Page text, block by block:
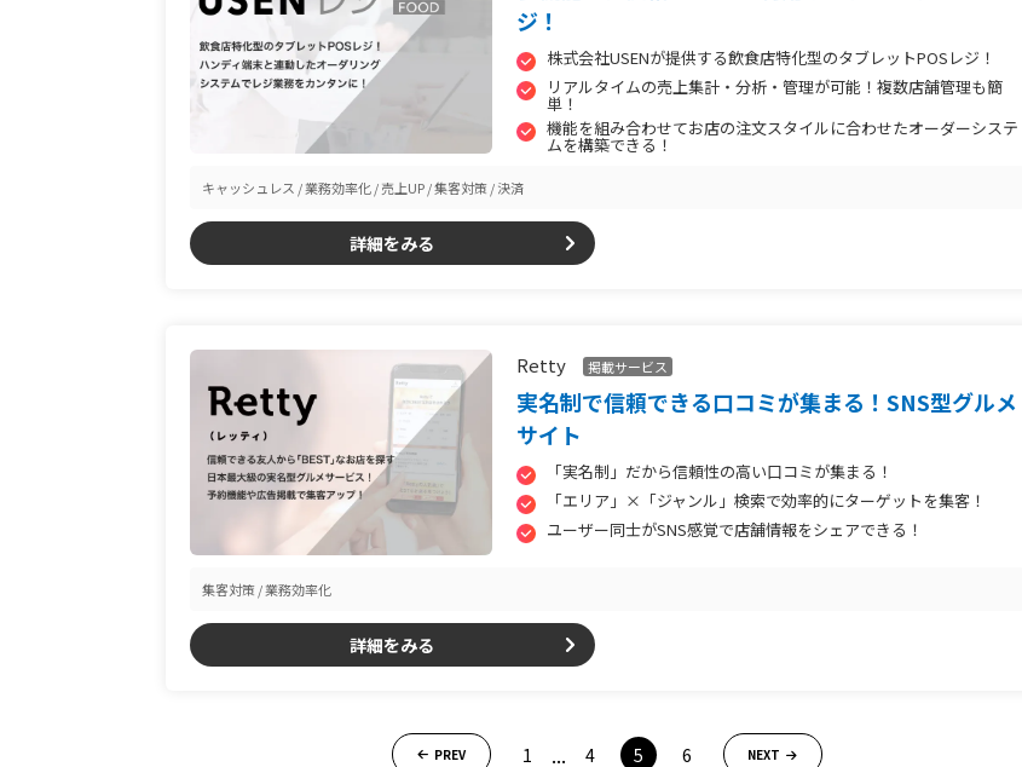
ジ！
株式会社USENが提供する飲食店特化型のタブレットPOSレジ！
リアルタイムの売上集計・分析・管理が可能！複数店舗管理も簡
単！
機能を組み合わせてお店の注文スタイルに合わせたオーダーシステ
ムを構築できる！
キャッシュレス 業務効率化 売上UP 集客対策 決済
詳細をみる
Retty 掲載サービス
実名制で信頼できる口コミが集まる！SNS型グルメ
サイト
「実名制」だから信頼性の高い口コミが集まる！
「エリア」×「ジャンル」検索で効率的にターゲットを集客！
ユーザー同士がSNS感覚で店舗情報をシェアできる！
集客対策 業務効率化
詳細をみる
PREV 1 ... 4 5 6 NEXT